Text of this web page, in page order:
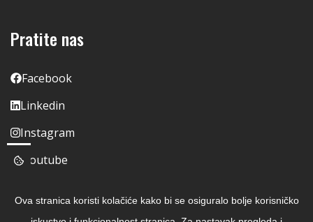
Pratite nas
Facebook
Linkedin
Instagram
Youtube
Ova stranica koristi kolačiće kako bi se osiguralo bolje korisničko